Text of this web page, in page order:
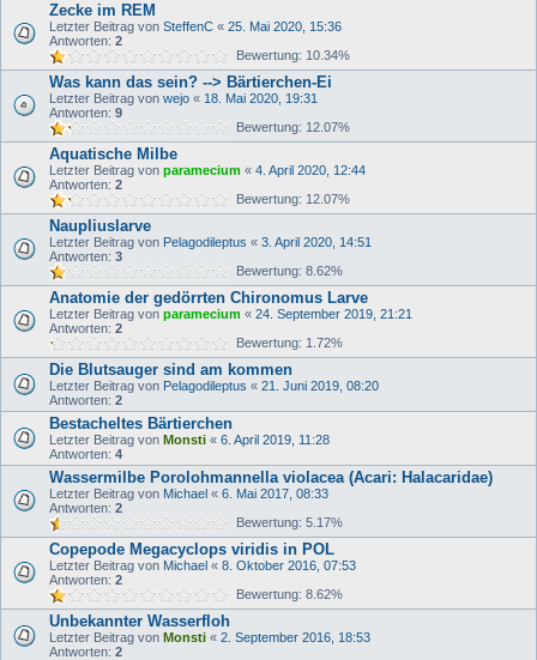
Zecke im REM
Letzter Beitrag von SteffenC « 25. Mai 2020, 15:36
Antworten: 2
Bewertung: 10.34%
Was kann das sein? --> Bärtierchen-Ei
Letzter Beitrag von wejo « 18. Mai 2020, 19:31
Antworten: 9
Bewertung: 12.07%
Aquatische Milbe
Letzter Beitrag von paramecium « 4. April 2020, 12:44
Antworten: 2
Bewertung: 12.07%
Naupliuslarve
Letzter Beitrag von Pelagodileptus « 3. April 2020, 14:51
Antworten: 3
Bewertung: 8.62%
Anatomie der gedörrten Chironomus Larve
Letzter Beitrag von paramecium « 24. September 2019, 21:21
Antworten: 2
Bewertung: 1.72%
Die Blutsauger sind am kommen
Letzter Beitrag von Pelagodileptus « 21. Juni 2019, 08:20
Antworten: 2
Bestacheltes Bärtierchen
Letzter Beitrag von Monsti « 6. April 2019, 11:28
Antworten: 4
Wassermilbe Porolohmannella violacea (Acari: Halacaridae)
Letzter Beitrag von Michael « 6. Mai 2017, 08:33
Antworten: 2
Bewertung: 5.17%
Copepode Megacyclops viridis in POL
Letzter Beitrag von Michael « 8. Oktober 2016, 07:53
Antworten: 2
Bewertung: 8.62%
Unbekannter Wasserfloh
Letzter Beitrag von Monsti « 2. September 2016, 18:53
Antworten: 2